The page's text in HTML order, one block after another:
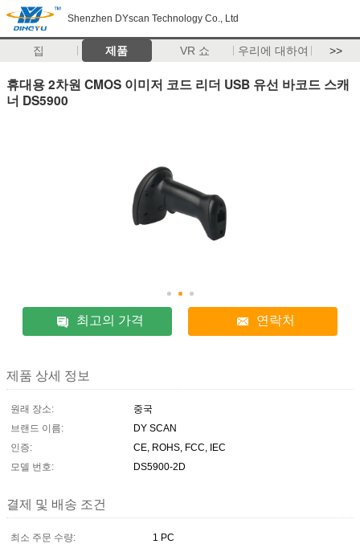
Shenzhen DYscan Technology Co., Ltd
집 제품 VR 쇼 우리에 대하여 >>
휴대용 2차원 CMOS 이미저 코드 리더 USB 유선 바코드 스캐
너 DS5900
최고의 가격 연락처
제품 상세 정보
원래 장소:
중국
브랜드 이름:
DY SCAN
인증:
CE, ROHS, FCC, IEC
모델 번호:
DS5900-2D
결제 및 배송 조건
최소 주문 수량:
1 PC